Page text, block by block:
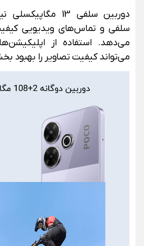
دوربین سلفی 13
سلفی و تماس‌های ویدیویی کیفیت
می‌تواند کیفیت تصاویر را بهبود